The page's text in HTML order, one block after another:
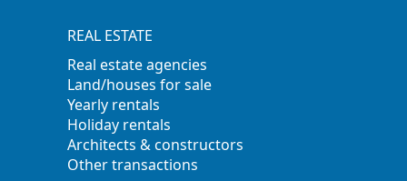
REAL ESTATE
Real estate agencies
Land/houses for sale
Yearly rentals
Holiday rentals
Architects & constructors
Other transactions